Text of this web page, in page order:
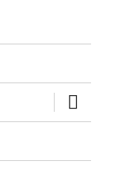
öffnen